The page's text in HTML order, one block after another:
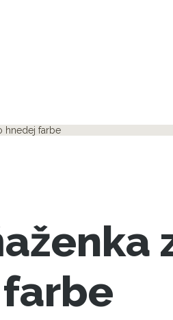
hnedej farbe